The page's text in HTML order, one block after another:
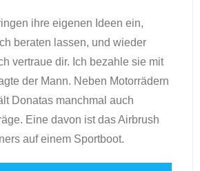
ihre eigenen Ideen ein,
beraten lassen, und wieder
vertraue dir. Ich bezahle sie mit
der Mann. Neben Motorrädern
Donatas manchmal auch
Eine davon ist das Airbrush
auf einem Sportboot.